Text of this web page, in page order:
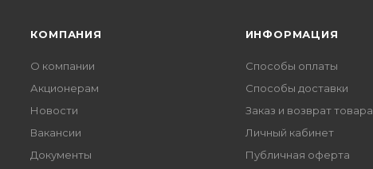
КОМПАНИЯ
О компании
Акционерам
Новости
Вакансии
Документы
ИНФОРМАЦИЯ
Способы оплаты
Способы доставки
Заказ и возврат товара
Личный кабинет
Публичная оферта